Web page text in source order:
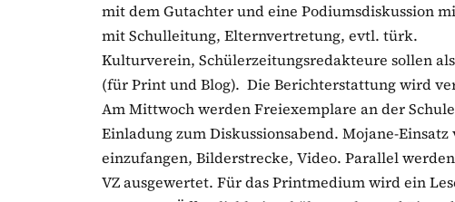
mit dem Gutachter und eine Podiumsdiskussion
mit Schulleitung, Elternvertretung, evtl. türk.
Kulturverein, Schülerzeitungsredakteure sollen
(für Print und Blog). Die Berichterstattung wird
Am Mittwoch werden Freiexemplare an der
Einladung zum Diskussionsabend. Mojane-
einzufangen, Bilderstrecke, Video. Parallel
VZ ausgewertet. Für das Printmedium wird ein